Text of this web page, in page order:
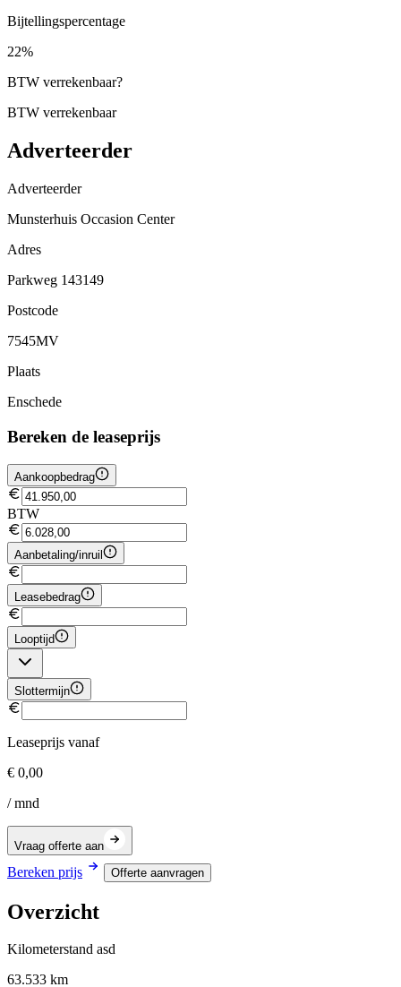
Bijtellingspercentage
22%
BTW verrekenbaar?
BTW verrekenbaar
Adverteerder
Adverteerder
Munsterhuis Occasion Center
Adres
Parkweg 143149
Postcode
7545MV
Plaats
Enschede
Bereken de leaseprijs
Aankoopbedrag
BTW
Aanbetaling/inruil
Leasebedrag
Looptijd
Slottermijn
Leaseprijs vanaf
€ 0,00
/ mnd
Vraag offerte aan
Bereken prijs Offerte aanvragen
Overzicht
Kilometerstand asd
63.533 km